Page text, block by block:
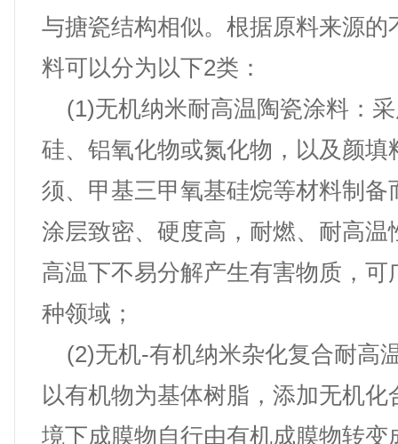
与搪瓷结构相似。根据原料来源的
料可以分为以下2类：
(1)无机纳米耐高温陶瓷涂料：
硅、铝氧化物或氮化物，以及颜填
须、甲基三甲氧基硅烷等材料制备
涂层致密、硬度高，耐燃、耐高温
高温下不易分解产生有害物质，可
种领域；
(2)无机-有机纳米杂化复合耐高
以有机物为基体树脂，添加无机化
境下成膜物自行由有机成膜物转变